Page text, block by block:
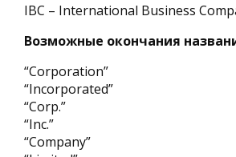
IBC – International Business
Возможные окончания
“Corporation”
“Incorporated”
“Corp.”
“Inc.”
“Company”